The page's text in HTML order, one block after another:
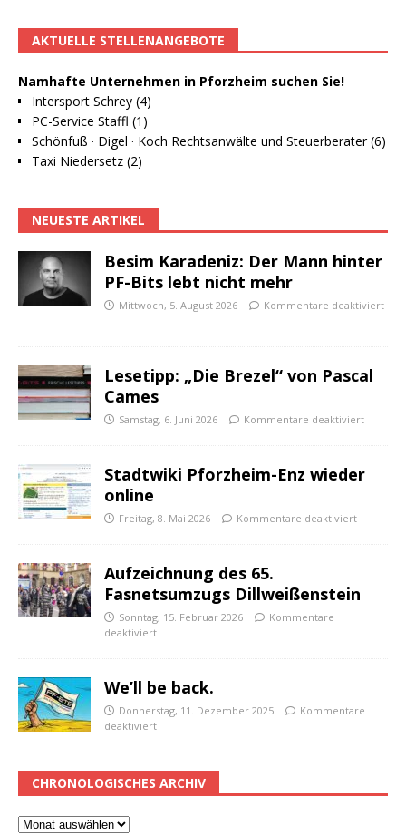
AKTUELLE STELLENANGEBOTE
Namhafte Unternehmen in Pforzheim suchen Sie!
Intersport Schrey (4)
PC-Service Staffl (1)
Schönfuß · Digel · Koch Rechtsanwälte und Steuerberater (6)
Taxi Niedersetz (2)
NEUESTE ARTIKEL
Besim Karadeniz: Der Mann hinter
PF-Bits lebt nicht mehr
Mittwoch, 5. August 2026 Kommentare deaktiviert
Lesetipp: „Die Brezel“ von Pascal
Cames
Samstag, 6. Juni 2026 Kommentare deaktiviert
Stadtwiki Pforzheim-Enz wieder
online
Freitag, 8. Mai 2026 Kommentare deaktiviert
Aufzeichnung des 65.
Fasnetsumzugs Dillweißenstein
Sonntag, 15. Februar 2026
Kommentare
deaktiviert
We’ll be back.
Donnerstag, 11. Dezember 2025
Kommentare
deaktiviert
CHRONOLOGISCHES ARCHIV